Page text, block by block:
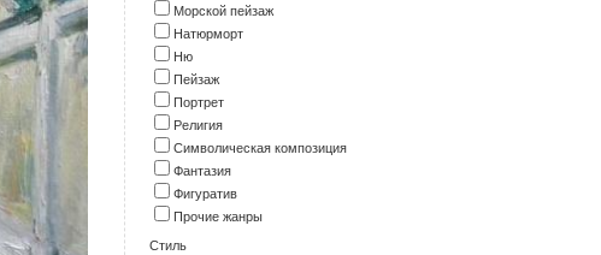
Морской пейзаж
Натюрморт
Ню
Пейзаж
Портрет
Религия
Символическая композиция
Фантазия
Фигуратив
Прочие жанры
Стиль